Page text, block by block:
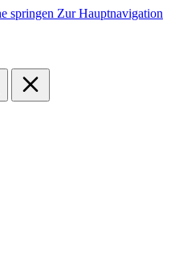
springen Zur Hauptnavigation